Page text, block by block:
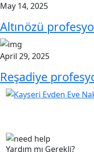
May 14, 2025
Altınözü
April 29, 2025
Reşadiye
Yardım mı Gerekli?